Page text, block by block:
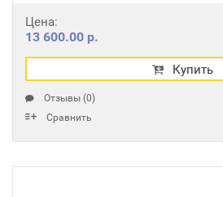
Цена:
13 600.00 р.
Купить
Отзывы (0)
Сравнить